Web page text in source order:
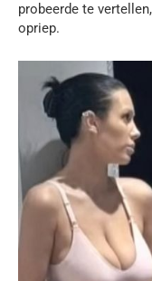
probeerde te
opriep.